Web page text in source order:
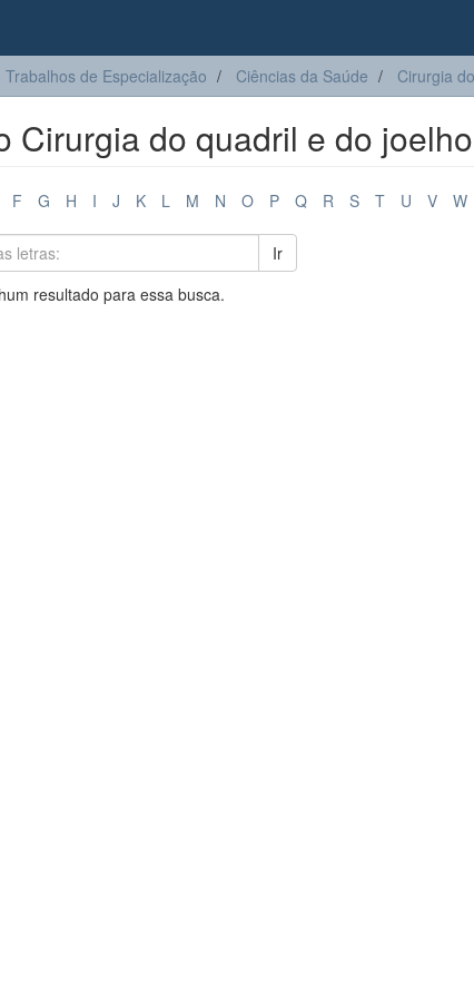
Trabalhos de Especialização Ciências da Saúde Cirurgia
Cirurgia do quadril e do
F G H I J K L M N O P Q R S T U V W
Ir
resultado para essa busca.